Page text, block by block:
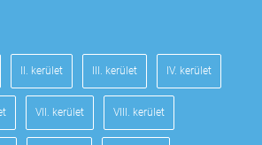
II. kerület III. kerület IV. kerület
VII. kerület VIII. kerület